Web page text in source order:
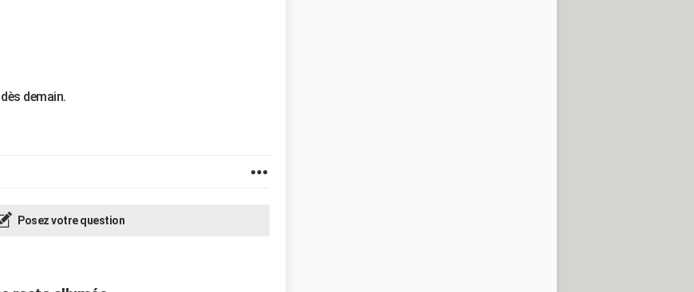
demain.
Posez votre question